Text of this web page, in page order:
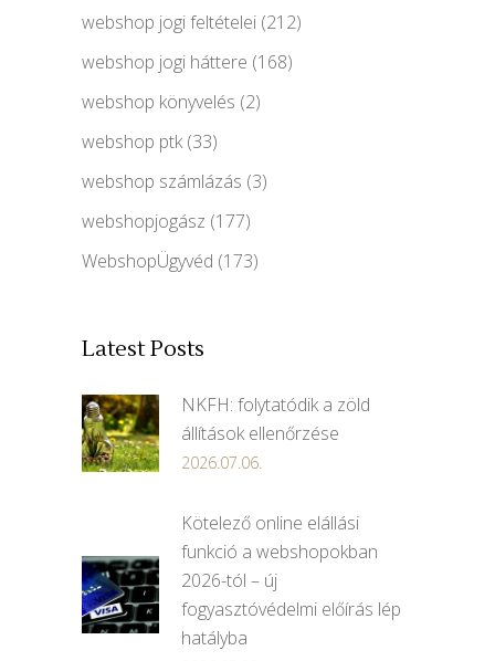
webshop jogi feltételei (212)
webshop jogi háttere (168)
webshop könyvelés (2)
webshop ptk(33)
webshop számlázás (3)
webshopjogász (177)
WebshopÜgyvéd (173)
Latest Posts
NKFH: folytatódik a zöld
állítások ellenőrzése
2026.07.06.
Kötelező online elállási
funkció a webshopokban
2026-tól – új
fogyasztóvédelmi előírás lép
hatályba